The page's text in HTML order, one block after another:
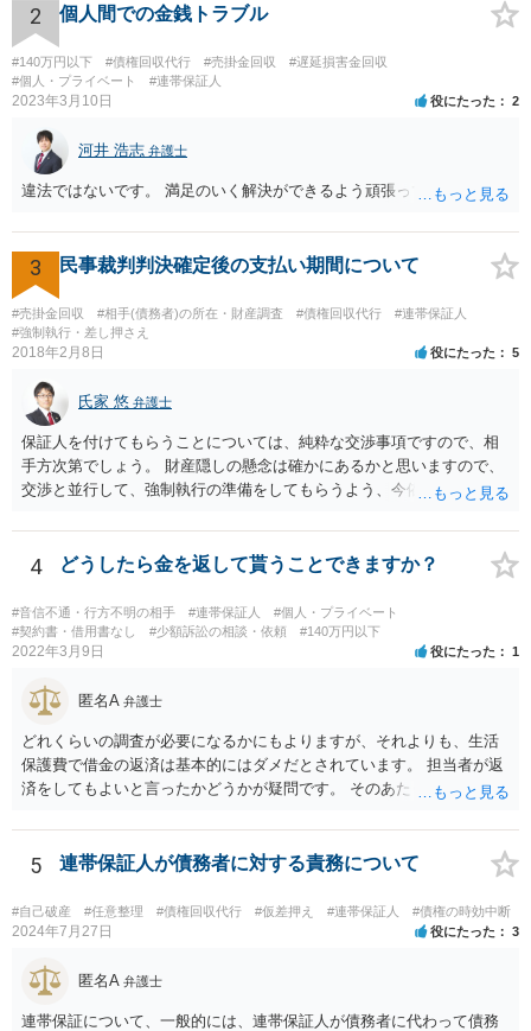
2 個人間での金銭トラブル
#140万円以下 #債権回収代行 #売掛金回収
#遅延損害金回収
#個人・プライベート
#連帯保証人
2023年3月10日 役にたった 2
河井 浩志 弁護士
違法ではないです。 満足のいく解決ができるよう頑張ってください。
3 民事裁判判決確定後の支払い期間について
#売掛金回収 #相手(債務者)の所在・財産調査 #債権回収代行
#連帯保証人
#強制執行・差し押さえ
2018年2月8日 役にたった 5
氏家 悠 弁護士
保証人を付けてもらうことについては、純粋な交渉事項ですので、相
手方次第でしょう。 財産隠しの懸念は確かにあるかと思いますので、
交渉と並行して、強制執行の準備をしてもらうよう、今依頼されてい
弁護士の探し方ですが、弁護士のウェブページなどがひとつの目安に
なります。 ただ、ウェブページの記載内容が確実というわけでもない
ので、実際に面談してみて、その弁護士ならどういう風に進めるか聞
いてみるのがよいと思います。
4 どうしたら金を返して貰うことできますか？
#音信不通・行方不明の相手 #連帯保証人
#個人・プライベート
#契約書・借用書なし
#少額訴訟の相談・依頼 #140万円以下
2022年3月9日 役にたった 1
匿名A 弁護士
どれくらいの調査が必要になるかにもよりますが、それよりも、生活
保護費で借金の返済は基本的にはダメだとされています。 担当者が返
済をしてもよいと言ったかどうかが疑問です。 そのあたりは、ネット
しい記事が出てきますので、一度見てみてもいいかもしれません。
5 連帯保証人が債務者に対する責務について
#自己破産 #任意整理 #債権回収代行 #仮差押え #連帯保証人 #債権の時効中断
2024年7月27日 役にたった 3
匿名A 弁護士
連帯保証について、一般的には、連帯保証人が債務者に代わって債務